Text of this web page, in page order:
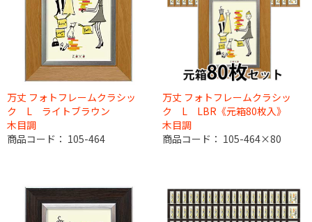
万丈 フォトフレームクラシッ
ク L ライトブラウン
木目調
商品コード： 105-464
万丈 フォトフレームクラシッ
ク L LBR《元箱80枚入》
木目調
商品コード： 105-464×80